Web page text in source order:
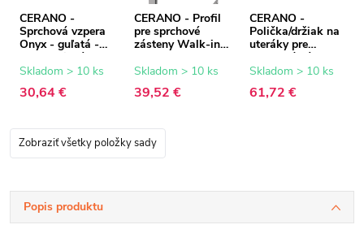
CERANO -
Sprchová vzpera
Onyx - guľatá -
teleskopická -
chróm - 77-140
Skladom > 10 ks
30,64 €
CERANO - Profil
pre sprchové
zásteny Walk-in
chróm - 15 mm
Skladom > 10 ks
39,52 €
CERANO -
Polička/držiak na
uteráky pre
sprchovú zástenu
Walk-In - 8-10
až 160 cm
Skladom > 10 ks
61,72 €
Zobraziť všetky položky sady
Popis produktu